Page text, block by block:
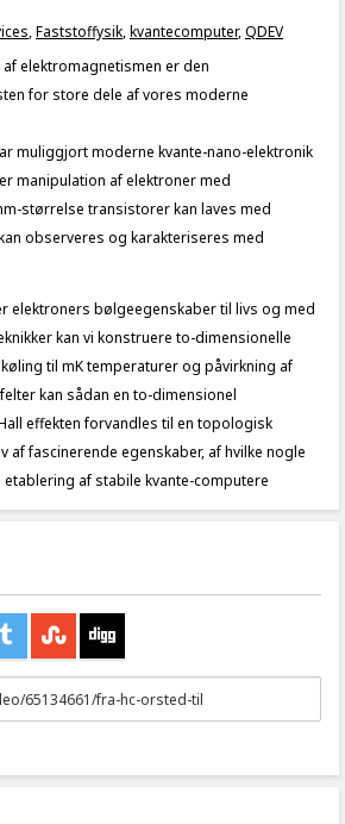
,Faststoffysik,kvantecomputer,QDEV
elektromagnetismen er den
for store dele af vores moderne
muliggjort moderne kvante-nano-elektronik
manipulation af elektroner med
størrelse transistorer kan laves med
observeres og karakteriseres med
elektroners bølgeegenskaber til livs og med
kan vi konstruere to-dimensionelle
til mK temperaturer og påvirkning af
kan sådan en to-dimensionel
effekten forvandles til en topologisk
af fascinerende egenskaber, af hvilke nogle
af stabile kvante-computere